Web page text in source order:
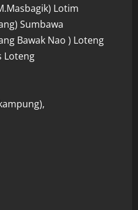
Lotim
Sumbawa
Bawak Nao ) Loteng
Loteng